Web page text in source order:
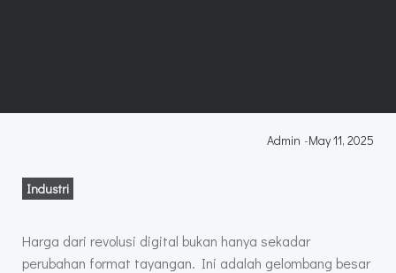
Admin -May 11, 2025
Industri
Harga dari revolusi digital bukan hanya sekadar
perubahan format tayangan. Ini adalah gelombang besar